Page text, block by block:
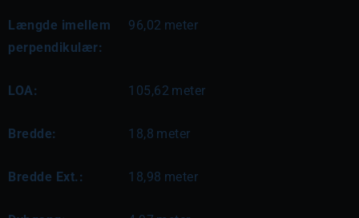
Længde imellem
perpendikulær:
96,02 meter
LOA: 105,62 meter
Bredde: 18,8 meter
Bredde Ext.: 18,98 meter